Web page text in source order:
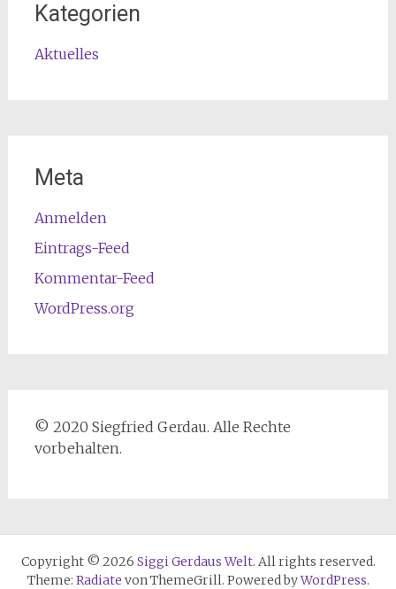
Kategorien
Aktuelles
Meta
Anmelden
Eintrags-Feed
Kommentar-Feed
WordPress.org
© 2020 Siegfried Gerdau. Alle Rechte
vorbehalten.
Copyright © 2026 Siggi Gerdaus Welt. All rights reserved.
Theme: Radiate von ThemeGrill. Powered byWordPress.